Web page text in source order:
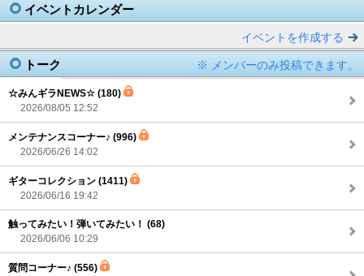
イベントカレンダー
イベントを作成する
※ メンバーのみ投稿できます。
トーク
☆みんギラNEWS☆ (180)
2026/08/05 12:52
メンテナンスコーナー♪ (996)
2026/06/26 14:02
ギターコレクション (1411)
2026/06/16 19:42
触ってみたい！弾いてみたい！ (68)
2026/06/06 10:29
質問コーナー♪ (556)